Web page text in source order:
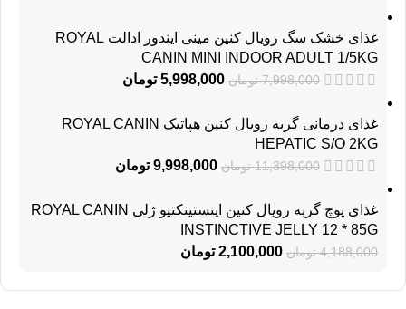
غذای خشک سگ رویال کنین مینی ایندور ادالت ROYAL
CANIN MINI INDOOR ADULT 1/5KG
7,998,000 تومان 5,998,000 تومان
غذای درمانی گربه رویال کنین هپاتیک ROYAL CANIN
HEPATIC S/O 2KG
11,398,000 تومان 9,998,000 تومان
غذای پوچ گربه رویال کنین اینستینکتیو ژلی ROYAL CANIN
INSTINCTIVE JELLY 12 * 85G
4,188,000 تومان 2,100,000 تومان